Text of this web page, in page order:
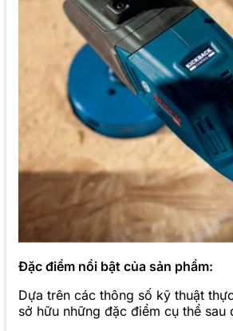
Đặc điểm nổi bật của sản phẩm:
Dựa trên các thông số kỹ thuật
sở hữu những đặc điểm cụ thể sau